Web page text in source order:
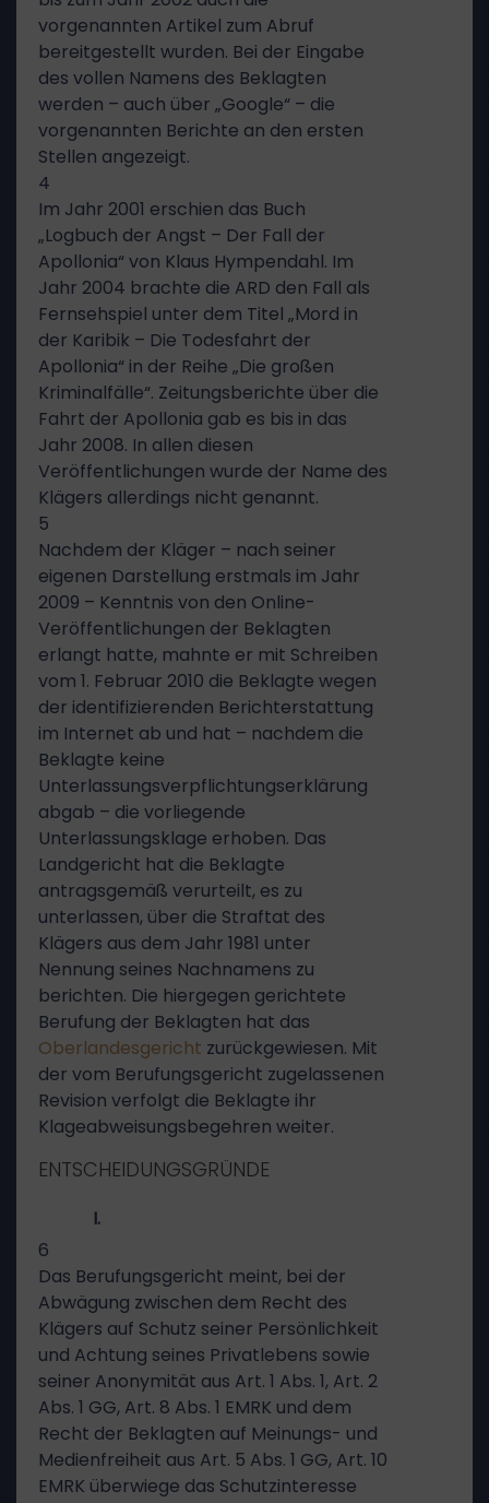
vorgenannten Artikel zum Abruf
bereitgestellt wurden. Bei der Eingabe
des vollen Namens des Beklagten
werden – auch über „Google“ – die
vorgenannten Berichte an den ersten
Stellen angezeigt.
4
Im Jahr 2001 erschien das Buch
„Logbuch der Angst – Der Fall der
Apollonia“ von Klaus Hympendahl. Im
Jahr 2004 brachte die ARD den Fall als
Fernsehspiel unter dem Titel „Mord in
der Karibik – Die Todesfahrt der
Apollonia“ in der Reihe „Die großen
Kriminalfälle“. Zeitungsberichte über die
Fahrt der Apollonia gab es bis in das
Jahr 2008. In allen diesen
Veröffentlichungen wurde der Name des
Klägers allerdings nicht genannt.
5
Nachdem der Kläger – nach seiner
eigenen Darstellung erstmals im Jahr
2009 – Kenntnis von den Online-
Veröffentlichungen der Beklagten
erlangt hatte, mahnte er mit Schreiben
vom 1. Februar 2010 die Beklagte wegen
der identifizierenden Berichterstattung
im Internet ab und hat – nachdem die
Beklagte keine
Unterlassungsverpflichtungserklärung
abgab – die vorliegende
Unterlassungsklage erhoben. Das
Landgericht hat die Beklagte
antragsgemäß verurteilt, es zu
unterlassen, über die Straftat des
Klägers aus dem Jahr 1981 unter
Nennung seines Nachnamens zu
berichten. Die hiergegen gerichtete
Berufung der Beklagten hat das
Oberlandesgericht zurückgewiesen. Mit
der vom Berufungsgericht zugelassenen
Revision verfolgt die Beklagte ihr
Klageabweisungsbegehren weiter.
ENTSCHEIDUNGSGRÜNDE
I.
6
Das Berufungsgericht meint, bei der
Abwägung zwischen dem Recht des
Klägers auf Schutz seiner Persönlichkeit
und Achtung seines Privatlebens sowie
seiner Anonymität aus Art. 1 Abs. 1, Art. 2
Abs. 1 GG, Art. 8 Abs. 1 EMRK und dem
Recht der Beklagten auf Meinungs- und
Medienfreiheit aus Art. 5 Abs. 1 GG, Art. 10
EMRK überwiege das Schutzinteresse